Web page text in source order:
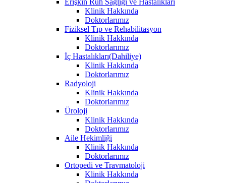
Klinik Hakkında
Doktorlarımız
Fiziksel Tıp ve Rehabilitasyon
Klinik Hakkında
Doktorlarımız
İç Hastalıkları(Dahiliye)
Klinik Hakkında
Doktorlarımız
Radyoloji
Klinik Hakkında
Doktorlarımız
Üroloji
Klinik Hakkında
Doktorlarımız
Aile Hekimliği
Klinik Hakkında
Doktorlarımız
Ortopedi ve Travmatoloji
Klinik Hakkında